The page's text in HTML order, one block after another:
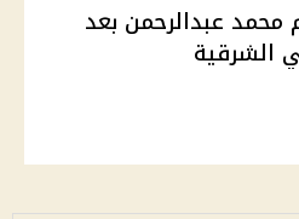
محمد عبدالرحمن بعد
الشرقية